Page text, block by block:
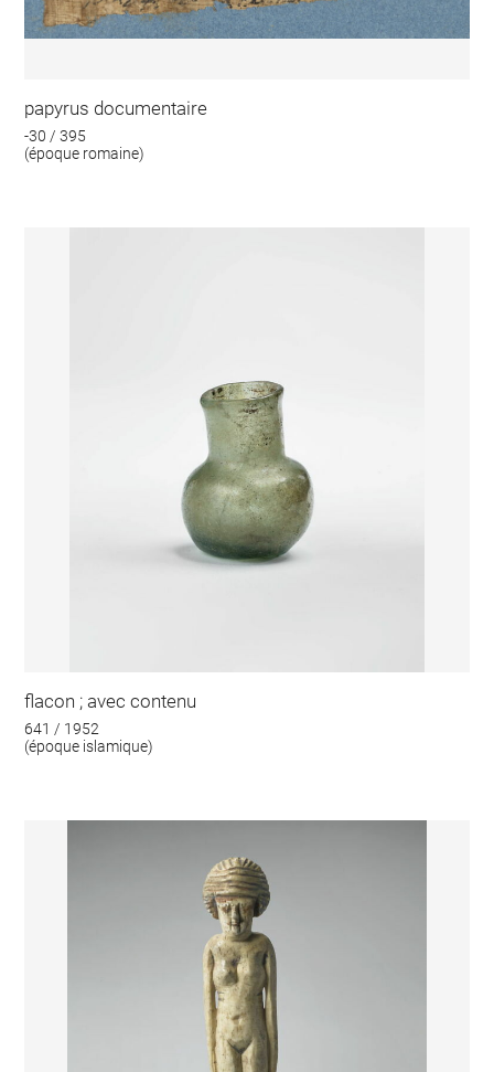
papyrus documentaire
-30 / 395
(époque romaine)
flacon ; avec contenu
641 / 1952
(époque islamique)